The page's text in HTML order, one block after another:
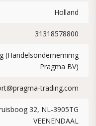
Holland
31318578800
(Handelsondernemimg
Pragma BV)
trading.com
32, NL-3905TG
VEENENDAAL